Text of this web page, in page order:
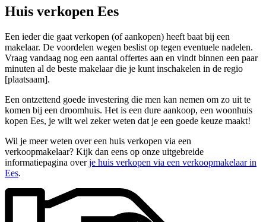
Huis verkopen Ees
Een ieder die gaat verkopen (of aankopen) heeft baat bij een
makelaar. De voordelen wegen beslist op tegen eventuele nadelen.
Vraag vandaag nog een aantal offertes aan en vindt binnen een paar
minuten al de beste makelaar die je kunt inschakelen in de regio
[plaatsaam].
Een ontzettend goede investering die men kan nemen om zo uit te
komen bij een droomhuis. Het is een dure aankoop, een woonhuis
kopen Ees, je wilt wel zeker weten dat je een goede keuze maakt!
Wil je meer weten over een huis verkopen via een
verkoopmakelaar? Kijk dan eens op onze uitgebreide
informatiepagina overje huis verkopen via een verkoopmakelaar in
Ees.